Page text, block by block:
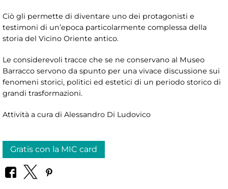
Ciò gli permette di diventare uno dei protagonisti e
testimoni di un’epoca particolarmente complessa della
storia del Vicino Oriente antico.
Le considerevoli tracce che se ne conservano al Museo
Barracco servono da spunto per una vivace discussione sui
fenomeni storici, politici ed estetici di un periodo storico di
grandi trasformazioni.
Attività a cura di Alessandro Di Ludovico
Gratis con la MIC card